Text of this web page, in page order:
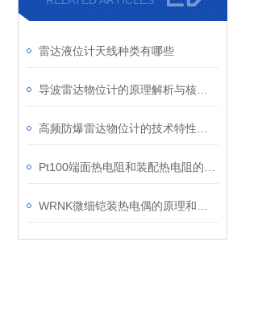
雷达液位计天线种类有哪些